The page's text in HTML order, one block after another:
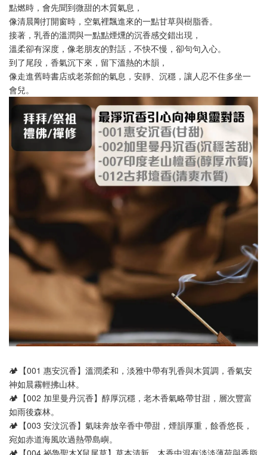
點燃時，會先聞到微甜的木質氣息，
像清晨剛打開窗時，空氣裡飄進來的一點甘草與樹脂香。
接著，乳香的溫潤與一點點煙燻的沉香感交錯出現，
溫柔卻有深度，像老朋友的對話，不快不慢，卻句句入心。
到了尾段，香氣沉下來，留下溫熱的木韻，
像走進舊時書店或老茶館的氣息，安靜、沉穩，讓人忍不住多坐一
會兒。
🏕️【001 惠安沉香】溫潤柔和，淡雅中帶有乳香與木質調，香氣安
神如晨霧輕拂山林。
🏕️【002 加里曼丹沉香】醇厚沉穩，老木香氣略帶甘甜，層次豐富
如雨後森林。
🏕️【003 安汶沉香】氣味奔放辛香中帶甜，煙韻厚重，餘香悠長，
宛如赤道海風吹過熱帶島嶼。
🏕️【004 祕魯聖木X鼠尾草】草本清新，木香中混有淡淡薄荷與香脂